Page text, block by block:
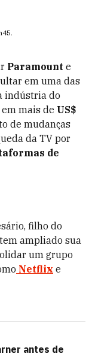
.
Paramount e
em uma das
indústria do
mais de US$
de mudanças
da TV por
de
filho do
ampliado sua
um grupo
Netflix e
antes de